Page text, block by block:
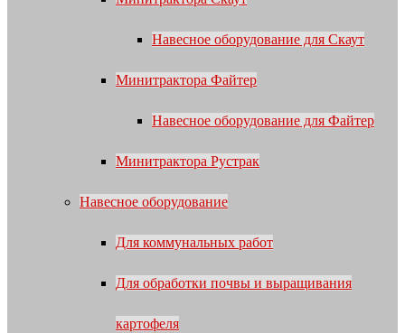
Навесное оборудование для Скаут
Минитрактора Файтер
Навесное оборудование для Файтер
Минитрактора Рустрак
Навесное оборудование
Для коммунальных работ
Для обработки почвы и выращивания
картофеля